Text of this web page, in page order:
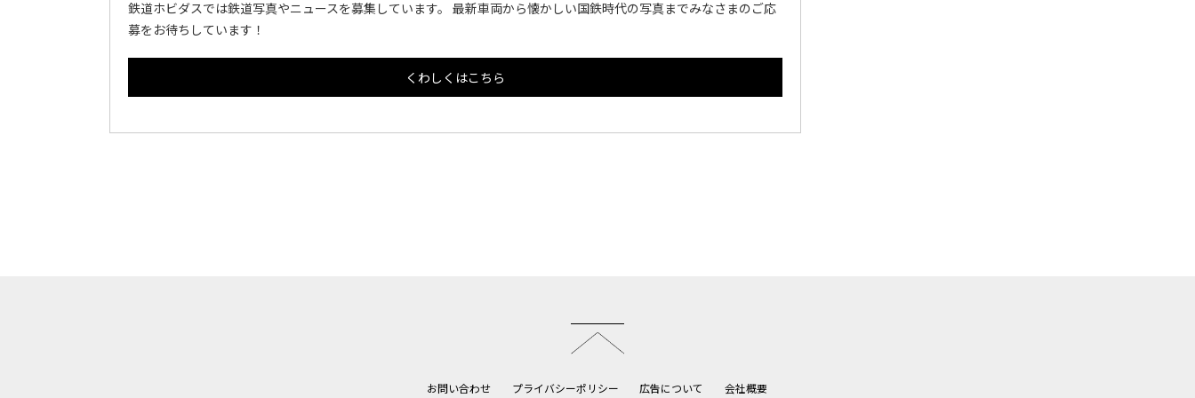
鉄道ホビダスでは鉄道写真やニュースを募集しています。 最新車両から懐かしい国鉄時代の写真までみなさまのご応
募をお待ちしています！
くわしくはこちら
お問い合わせ プライバシーポリシー 広告について 会社概要